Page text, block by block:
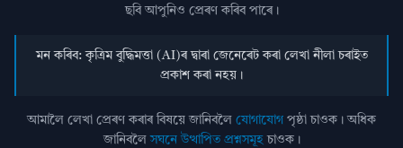
ছবি আপুনিও প্রেৰণ কৰিব পাৰে।
মন কৰিব: কৃত্ৰিম বুদ্ধিমত্তা (AI)ৰ দ্বাৰা জেনেৰেট কৰা লেখা নীলা চৰাইত
প্ৰকাশ কৰা নহয়।
আমালৈ লেখা প্ৰেৰণ কৰাৰ বিষয়ে জানিবলৈ যোগাযোগ পৃষ্ঠা চাওক। অধিক
জানিবলৈসঘনে উত্থাপিত প্ৰশ্নসমূহচাওক।